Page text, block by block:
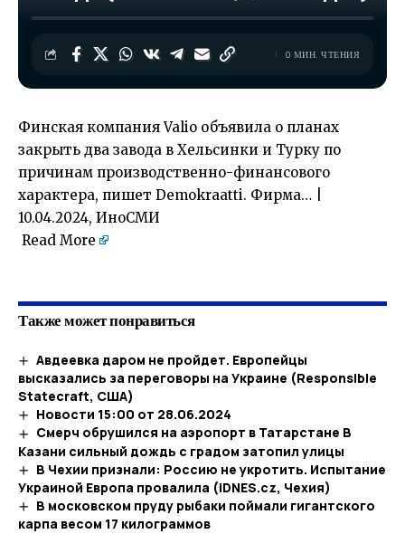
0 МИН. ЧТЕНИЯ
Финская компания Valio объявила о планах
закрыть два завода в Хельсинки и Турку по
причинам производственно-финансового
характера, пишет Demokraatti. Фирма… |
10.04.2024, ИноСМИ
Read More
Также может понравиться
Авдеевка даром не пройдет. Европейцы
высказались за переговоры на Украине (Responsible
Statecraft, США)
Новости 15:00 от 28.06.2024
Смерч обрушился на аэропорт в Татарстане В
Казани сильный дождь с градом затопил улицы
В Чехии признали: Россию не укротить. Испытание
Украиной Европа провалила (iDNES.cz, Чехия)
В московском пруду рыбаки поймали гигантского
карпа весом 17 килограммов